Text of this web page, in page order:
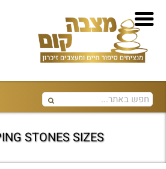
STONES SIZES<